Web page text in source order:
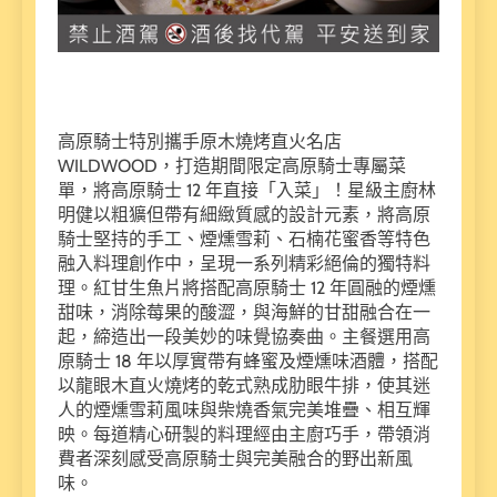
高原騎士特別攜手原木燒烤直火名店
WILDWOOD，打造期間限定高原騎士專屬菜
單，將高原騎士 12 年直接「入菜」！星級主廚林
明健以粗獷但帶有細緻質感的設計元素，將高原
騎士堅持的手工、煙燻雪莉、石楠花蜜香等特色
融入料理創作中，呈現一系列精彩絕倫的獨特料
理。紅甘生魚片將搭配高原騎士 12 年圓融的煙燻
甜味，消除莓果的酸澀，與海鮮的甘甜融合在一
起，締造出一段美妙的味覺協奏曲。主餐選用高
原騎士 18 年以厚實帶有蜂蜜及煙燻味酒體，搭配
以龍眼木直火燒烤的乾式熟成肋眼牛排，使其迷
人的煙燻雪莉風味與柴燒香氣完美堆疊、相互輝
映。每道精心研製的料理經由主廚巧手，帶領消
費者深刻感受高原騎士與完美融合的野出新風
味。